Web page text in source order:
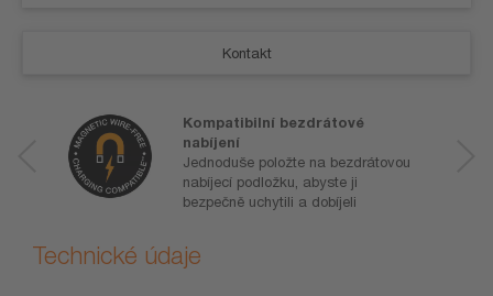
Kontakt
Kompatibilní bezdrátové
nabíjení
Jednoduše položte na bezdrátovou
nabíjecí podložku, abyste ji
bezpečně uchytili a dobíjeli
Technické údaje